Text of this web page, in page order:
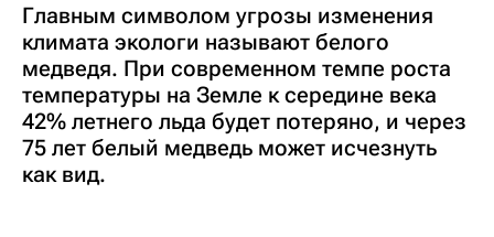
Главным символом угрозы изменения
климата экологи называют белого
медведя. При современном темпе роста
температуры на Земле к середине века
42% летнего льда будет потеряно, и через
75 лет белый медведь может исчезнуть
как вид.